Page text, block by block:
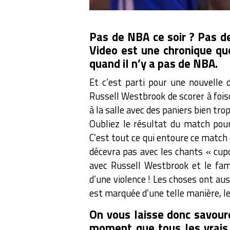
Pas de NBA ce soir ? Pas
Video est une chronique
quand il n’y a pas de NBA.
Et c’est parti pour une nouvelle
Russell Westbrook de scorer à
à la salle avec des paniers bien
Oubliez le résultat du match
C’est tout ce qui entoure ce
décevra pas avec les chants «
avec Russell Westbrook et le
d’une violence ! Les choses ont
est marquée d’une telle
On vous laisse donc